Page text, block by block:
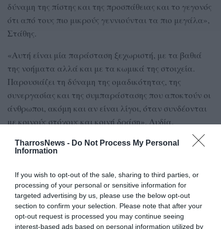
TharrosNews - Do Not Process My Personal
Information
If you wish to opt-out of the sale, sharing to third parties, or
processing of your personal or sensitive information for
targeted advertising by us, please use the below opt-out
section to confirm your selection. Please note that after your
opt-out request is processed you may continue seeing
interest-based ads based on personal information utilized by
δύναμη της πίστης και της προσπάθειας και το γεγονός
ότι από τους πιο μικρούς γεννιούνται τα πιο μεγάλα»,
Στάθης.
«Αυτή είναι μία παράσταση ξεχωριστή, με τα βαθιά
της νοήματα αλλά και με τα κωμικά της στοιχεία.
Παρουσιάζει τη δύναμη της ομαδικότητας, της
συνεργασίας και της συμπαράστασης που αποκτούν οι
άνθρωποι, ακόμη και αν είναι λίγοι, όταν συνδέονται
με κοινούς στόχους και κοινή δράση», Λυδία.
«Είναι απίστευτο πώς μία θεατρική ομάδα,
αποτελούμενη από 17 εφήβους, κατάφερε να
αποδώσει ένα έργο τόσο βαθύ και σημαντικό, με
εξαιρετική συνεργασία, κερδίζοντας την αγάπη του
κοινού. Προσωπικά, είναι μία από τις ωραιότερες
στιγμές της ζωής μου, διότι μου δίδαξε πως όσο
δύσκολα κι αν φαίνονται τα πράγματα, αν υπάρχει